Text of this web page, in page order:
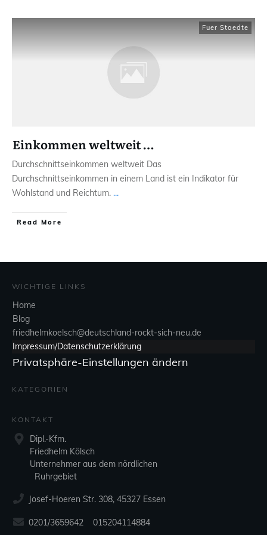
Fuer Staedte
Einkommen weltweit …
Durchschnittseinkommen weltweit Das
Durchschnittseinkommen in einem Land ist ein Indikator für
Wohlstand und Reichtum. ...
Read More
WICHTIGE LINKS
Home
Blog
friedhelmkoelsch@deutschland-rockt-sich-neu.de
Impressum/Datenschutzerklärung
Privatsphäre-Einstellungen ändern
KATEGORIEN
KONTAKT
Dipl.-Kfm.
Friedhelm Kölsch
Unternehmer aus dem nördlichen
Ruhrgebiet
Josef-Hoeren Str. 308, 45327 Essen
0201/3659642 015204114884